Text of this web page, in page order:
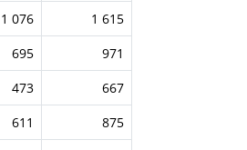
1 076
1 615
695
971
473
667
611
875